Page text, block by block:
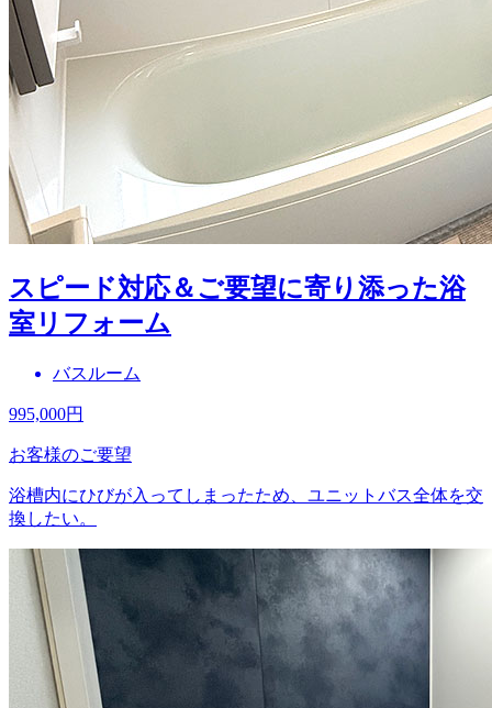
スピード対応＆ご要望に寄り添った浴
室リフォーム
バスルーム
995,000円
お客様のご要望
浴槽内にひびが入ってしまったため、ユニットバス全体を交
換したい。